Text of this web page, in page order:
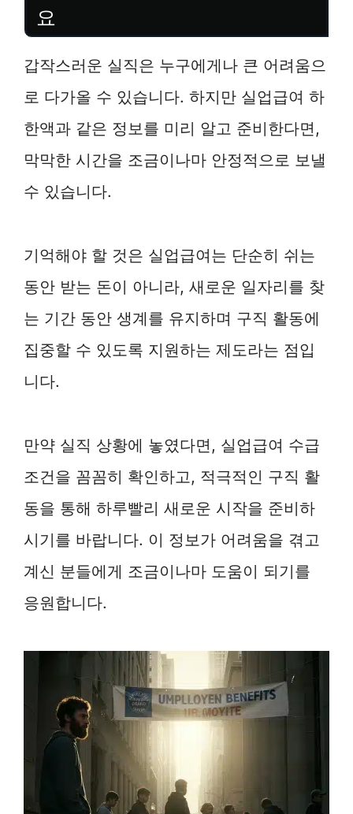
요
갑작스러운 실직은 누구에게나 큰 어려움으
로 다가올 수 있습니다. 하지만 실업급여 하
한액과 같은 정보를 미리 알고 준비한다면,
막막한 시간을 조금이나마 안정적으로 보낼
수 있습니다.
기억해야 할 것은 실업급여는 단순히 쉬는
동안 받는 돈이 아니라, 새로운 일자리를 찾
는 기간 동안 생계를 유지하며 구직 활동에
집중할 수 있도록 지원하는 제도라는 점입
니다.
만약 실직 상황에 놓였다면, 실업급여 수급
조건을 꼼꼼히 확인하고, 적극적인 구직 활
동을 통해 하루빨리 새로운 시작을 준비하
시기를 바랍니다. 이 정보가 어려움을 겪고
계신 분들에게 조금이나마 도움이 되기를
응원합니다.